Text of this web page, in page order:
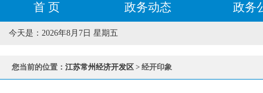
首 页 政务动态 政务
今天是： 2026年8月7日 星期五
您当前的位置： 江苏常州经济开发区 > 经开印象